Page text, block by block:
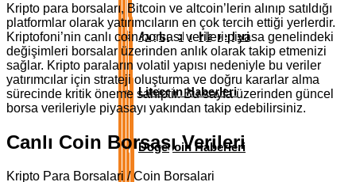
Avalanche Haberleri
Litecoin Haberleri
Dogecoin Haberleri
Kripto para borsaları, Bitcoin ve altcoin’lerin alınıp satıldığı
platformlar olarak yatırımcıların en çok tercih ettiği yerlerdir.
Kriptofoni’nin canlı coin borsası verileri piyasa genelindeki
değişimleri borsalar üzerinden anlık olarak takip etmenizi
sağlar. Kripto paraların volatil yapısı nedeniyle bu veriler
yatırımcılar için strateji oluşturma ve doğru kararlar alma
sürecinde kritik öneme sahiptir. Bu sayfa üzerinden güncel
borsa verileriyle piyasayı yakından takip edebilirsiniz.
Canlı Coin Borsası Verileri
Kripto Para Borsalari / Coin Borsalari